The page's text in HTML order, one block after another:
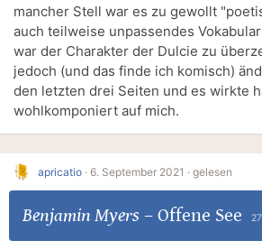
mancher Stell war es zu gewollt
auch teilweise unpassendes
war der Charakter der Dulcie zu
jedoch (und das finde ich komisch)
den letzten drei Seiten und es wirkte
wohlkomponiert auf mich.
apricatio · 6. September 2021 · gelesen
Benjamin Myers – Offene See